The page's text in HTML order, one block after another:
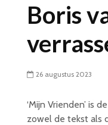
Boris
26 augustus 2023
‘Mijn Vrienden’ is
zowel de tekst als